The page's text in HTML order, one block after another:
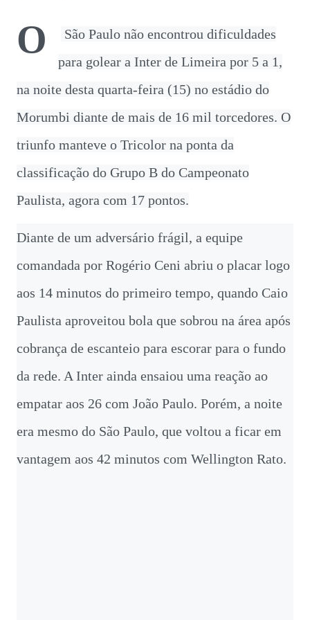
O
São Paulo não encontrou dificuldades
para golear a Inter de Limeira por 5 a 1,
na noite desta quarta-feira (15) no estádio do
Morumbi diante de mais de 16 mil torcedores. O
triunfo manteve o Tricolor na ponta da
classificação do Grupo B do Campeonato
Paulista, agora com 17 pontos.
Diante de um adversário frágil, a equipe
comandada por Rogério Ceni abriu o placar logo
aos 14 minutos do primeiro tempo, quando Caio
Paulista aproveitou bola que sobrou na área após
cobrança de escanteio para escorar para o fundo
da rede. A Inter ainda ensaiou uma reação ao
empatar aos 26 com João Paulo. Porém, a noite
era mesmo do São Paulo, que voltou a ficar em
vantagem aos 42 minutos com Wellington Rato.